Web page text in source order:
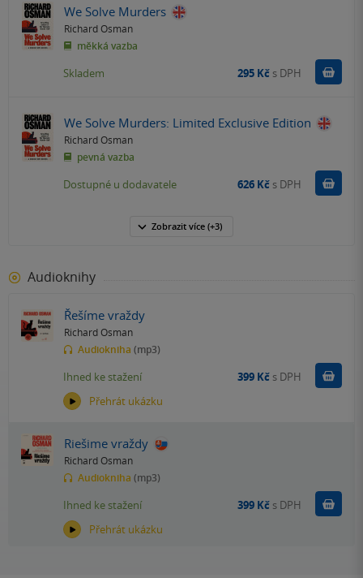
We Solve Murders
Richard Osman
měkká vazba
Skladem 295 Kč s DPH
We Solve Murders: Limited Exclusive Edition
Richard Osman
pevná vazba
Dostupné u dodavatele 626 Kč s DPH
Zobrazit více (+3)
Audioknihy
Řešíme vraždy
Richard Osman
Audiokniha (mp3)
Přehrát ukázku
Ihned ke stažení 399 Kč s DPH Koupit
Riešime vraždy
Richard Osman
Audiokniha (mp3)
Přehrát ukázku
Ihned ke stažení 399 Kč s DPH Koupit